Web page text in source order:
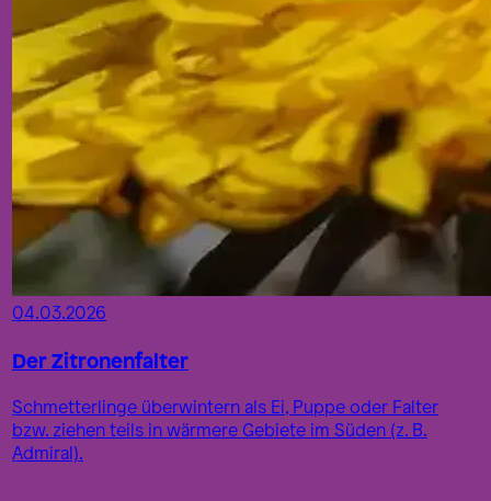
04.03.2026
Der Zitronenfalter
Schmetterlinge überwintern als Ei, Puppe oder Falter
bzw. ziehen teils in wärmere Gebiete im Süden (z. B.
Admiral).